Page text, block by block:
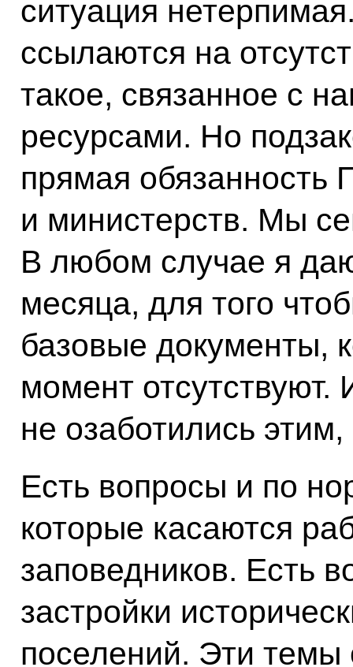
ситуация
ссылаются на
такое, связанное с
ресурсами. Но
прямая обязанность
и министерств. Мы
В любом случае я
месяца, для того
базовые документы,
момент отсутствуют.
не озаботились
Есть вопросы и по
которые касаются
заповедников. Есть
застройки
поселений. Эти темы